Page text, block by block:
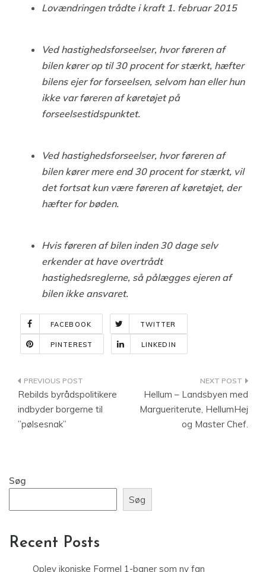
Lovændringen trådte i kraft 1. februar 2015
Ved hastighedsforseelser, hvor føreren af
bilen kører op til 30 procent for stærkt, hæfter
bilens ejer for forseelsen, selvom han eller hun
ikke var føreren af køretøjet på
forseelsestidspunktet.
Ved hastighedsforseelser, hvor føreren af
bilen kører mere end 30 procent for stærkt, vil
det fortsat kun være føreren af køretøjet, der
hæfter for bøden.
Hvis føreren af bilen inden 30 dage selv
erkender at have overtrådt
hastighedsreglerne, så pålægges ejeren af
bilen ikke ansvaret.
FACEBOOK TWITTER
PINTEREST LINKEDIN
Indlægsnavigation
Rebilds byrådspolitikere
indbyder borgerne til
”pølsesnak”
Hellum – Landsbyen med
Margueriterute, HellumHej
og Master Chef.
Søg
Søg
Recent Posts
Oplev ikoniske Formel 1-baner som ny fan